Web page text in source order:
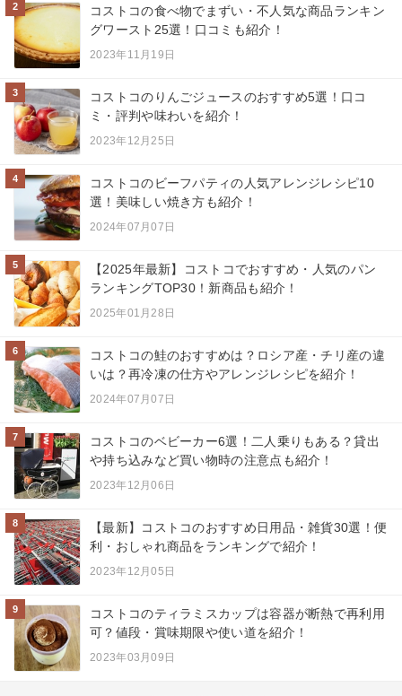
2
コストコの食べ物でまずい・不人気な商品ランキン
グワースト25選！口コミも紹介！
2023年11月19日
3
コストコのりんごジュースのおすすめ5選！口コ
ミ・評判や味わいを紹介！
2023年12月25日
4
コストコのビーフパティの人気アレンジレシピ10
選！美味しい焼き方も紹介！
2024年07月07日
5
【2025年最新】コストコでおすすめ・人気のパン
ランキングTOP30！新商品も紹介！
2025年01月28日
6
コストコの鮭のおすすめは？ロシア産・チリ産の違
いは？再冷凍の仕方やアレンジレシピを紹介！
2024年07月07日
7
コストコのベビーカー6選！二人乗りもある？貸出
や持ち込みなど買い物時の注意点も紹介！
2023年12月06日
8
【最新】コストコのおすすめ日用品・雑貨30選！便
利・おしゃれ商品をランキングで紹介！
2023年12月05日
9
コストコのティラミスカップは容器が断熱で再利用
可？値段・賞味期限や使い道を紹介！
2023年03月09日